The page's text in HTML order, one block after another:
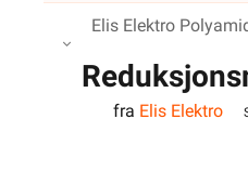
Elis Elektro
M25
fra Elis Elektro